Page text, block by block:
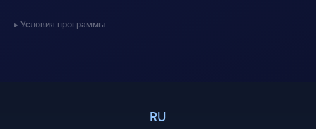
Условия программы
RU